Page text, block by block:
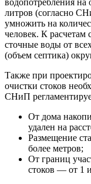
водопотребления на
литров (согласно
умножить на
человек. К расчетам
сточные воды от
(объем септика)
Также при
очистки стоков
СНиП
От дома
удален на
Размещение
более метров;
От границ
стоков — от 1